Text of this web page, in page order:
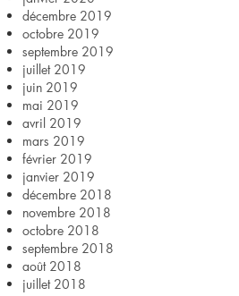
décembre 2019
octobre 2019
septembre 2019
juillet 2019
juin 2019
mai 2019
avril 2019
mars 2019
février 2019
janvier 2019
décembre 2018
novembre 2018
octobre 2018
septembre 2018
août 2018
juillet 2018